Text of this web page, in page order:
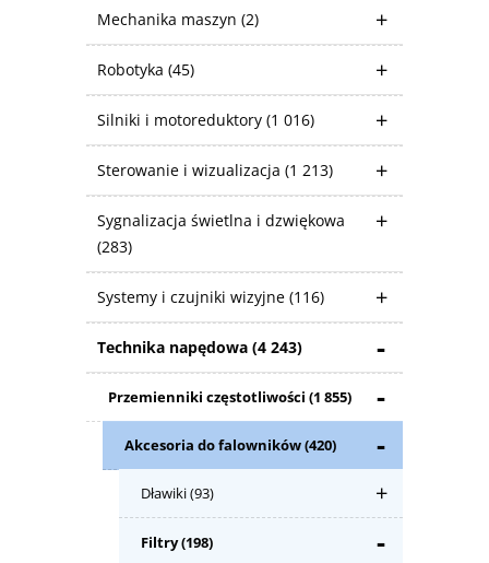
Mechanika maszyn (2)
Robotyka (45)
Silniki i motoreduktory (1 016)
Sterowanie i wizualizacja (1 213)
Sygnalizacja świetlna i dzwiękowa
(283)
Systemy i czujniki wizyjne (116)
Technika napędowa (4 243)
Przemienniki częstotliwości (1 855)
Akcesoria do falowników(420)
Dławiki(93)
Filtry(198)